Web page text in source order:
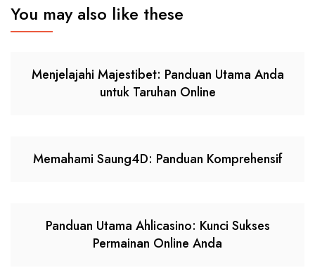
You may also like these
Menjelajahi Majestibet: Panduan Utama Anda
untuk Taruhan Online
Memahami Saung4D: Panduan Komprehensif
Panduan Utama Ahlicasino: Kunci Sukses
Permainan Online Anda